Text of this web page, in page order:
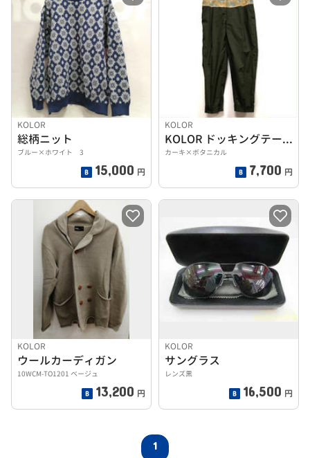
KOLOR
総柄ニット
ブルー×ホワイト 3
15,000 円
KOLOR
KOLOR ドッキングテーパードパンツ
カーキ×ボタニカル
7,700 円
KOLOR
ウールカーディガン
10WCM-TO1201 ベージュ
13,200 円
KOLOR
サングラス
レンズ黒
16,500 円
1